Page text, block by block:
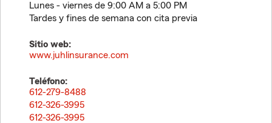
Lunes - viernes de 9:00 AM a 5:00 PM
Tardes y fines de semana con cita previa
Sitio web:
www.juhlinsurance.com
Teléfono:
612-279-8488
612-326-3995
612-326-3995